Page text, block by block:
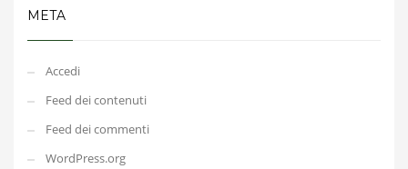
META
Accedi
Feed dei contenuti
Feed dei commenti
WordPress.org